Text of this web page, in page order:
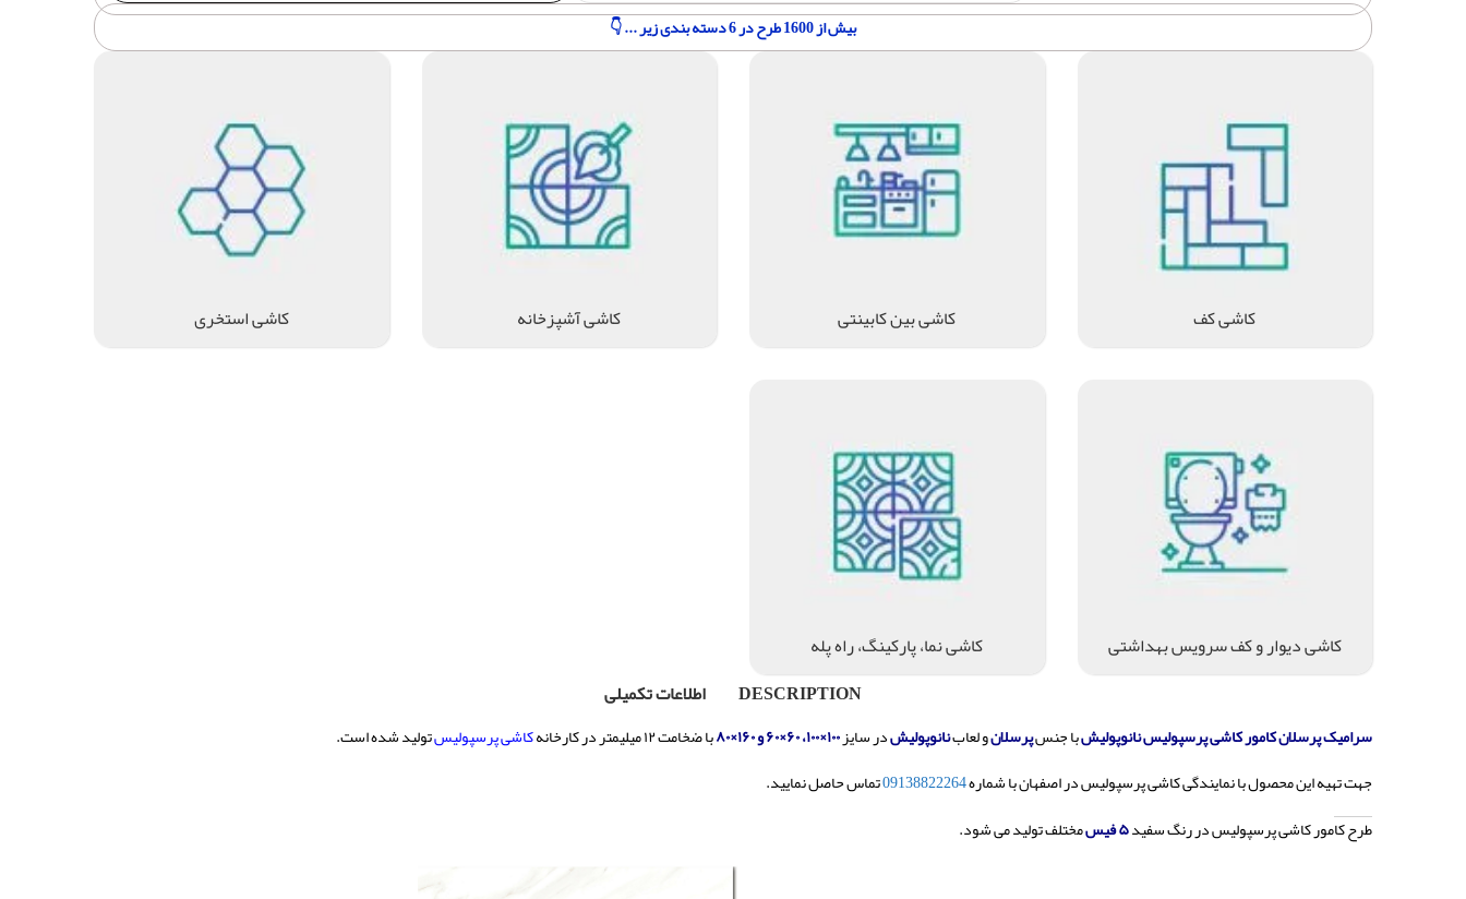
بیش از 1600 طرح در 6 دسته بندی زیر ... 👇
کاشی کف کاشی بین کابینتی کاشی آشپزخانه کاشی استخری
کاشی دیوار و کف سرویس بهداشتی
کاشی نما، پارکینگ، راه پله
DESCRIPTION
اطلاعات تکمیلی
سرامیک پرسلان کامور کاشی پرسپولیس نانوپولیشبا جنسپرسلانو لعابنانوپولیشدر سایز با ضخامت ۱۲ میلیمتر در کارخانهکاشی پرسپولیستولید شده است.
جهت تهیه این محصول با نمایندگی کاشی پرسپولیس در اصفهان با شماره09138822264تماس حاصل نمایید.
طرح کامور کاشی پرسپولیس در رنگ سفید۵ فیس مختلف تولید می شود.